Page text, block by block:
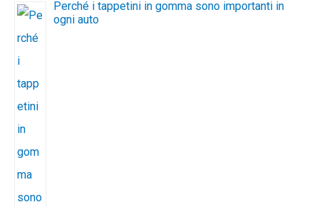
Perché i tappetini in gomma sono importanti in
ogni auto